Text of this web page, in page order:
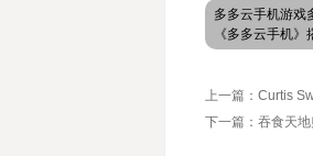
多多云手机游戏
《多多云手机
上一篇：Curtis
下一篇：吞食天